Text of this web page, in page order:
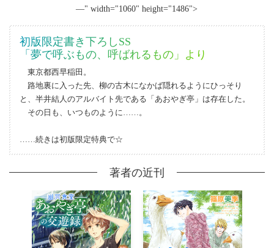
―" width="1060" height="1486">
初版限定書き下ろしSS
「夢で呼ぶもの、呼ばれるもの」より
東京都西早稲田。
路地裏に入った先、柳の古木になかば隠れるようにひっそり
と、半井結人のアルバイト先である「あおやぎ亭」は存在した。
その日も、いつものように
…。
…続きは初版限定特典で☆
著者の近刊